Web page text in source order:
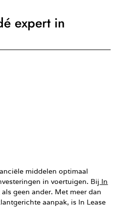
expert in
middelen optimaal
in voertuigen. Bij In
geen ander. Met meer dan
aanpak, is In Lease